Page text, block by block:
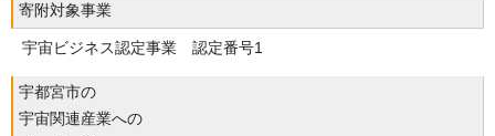
寄附対象事業
宇宙ビジネス認定事業 認定番号1
宇都宮市の
宇宙関連産業への